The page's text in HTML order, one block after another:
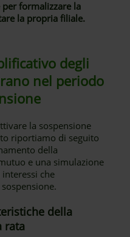
formalizzare la
la propria filiale.
degli
nel periodo
la sospensione
riportiamo di seguito
della
e una simulazione
che
della
rata